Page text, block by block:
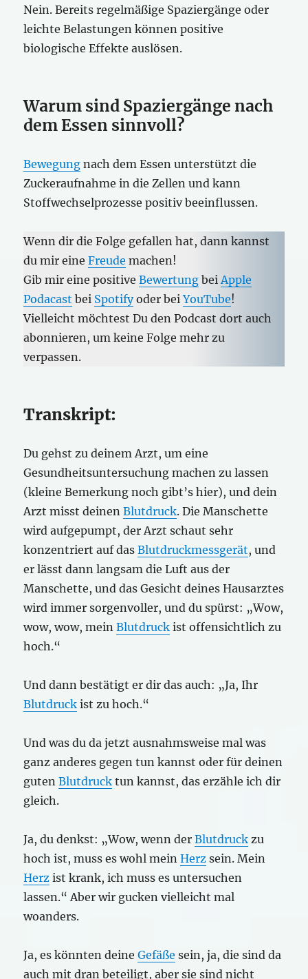
Nein. Bereits regelmäßige Spaziergänge oder
leichte Belastungen können positive
biologische Effekte auslösen.
Warum sind Spaziergänge nach
dem Essen sinnvoll?
Bewegung nach dem Essen unterstützt die
Zuckeraufnahme in die Zellen und kann
Stoffwechselprozesse positiv beeinflussen.
Wenn dir die Folge gefallen hat, dann kannst
du mir eineFreude machen!
Gib mir eine positiveBewertung beiApple
Podacast bei Spotifyoder beiYouTube!
Vielleicht möchtest Du den Podcast dort auch
abonnieren, um keine Folge mehr zu
verpassen.
Transkript:
Du gehst zu deinem Arzt, um eine
Gesundheitsuntersuchung machen zu lassen
(kleine Bemerkung noch gibt’s hier), und dein
Arzt misst deinenBlutdruck. Die Manschette
wird aufgepumpt, der Arzt schaut sehr
konzentriert auf dasBlutdruckmessgerät, und
er lässt dann langsam die Luft aus der
Manschette, und das Gesicht deines Hausarztes
wird immer sorgenvoller, und du spürst: „Wow,
wow, wow, meinBlutdruck ist offensichtlich zu
hoch.“
Und dann bestätigt er dir das auch: „Ja, Ihr
Blutdruck ist zu hoch.“
Und was du da jetzt ausnahmsweise mal was
ganz anderes gegen tun kannst oder für deinen
gutenBlutdruck tun kannst, das erzähle ich dir
gleich.
Ja, du denkst: „Wow, wenn derBlutdruck zu
hoch ist, muss es wohl meinHerz sein. Mein
Herz ist krank, ich muss es untersuchen
lassen.“ Aber wir gucken vielleicht mal
woanders.
Ja, es könnten deineGefäße sein, ja, die sind da
auch mit dran beteiligt, aber sie sind nicht